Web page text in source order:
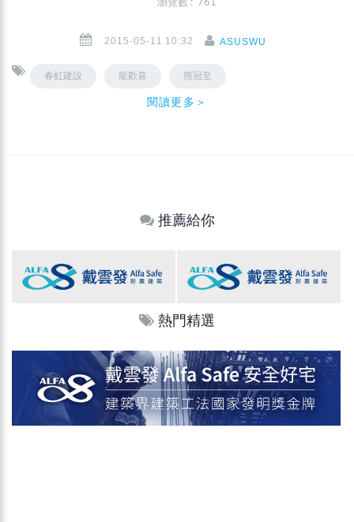
瀏覽數 : 761
2015-05-11 10:32 ASUSWU
春虹建設 龍歡喜 熊冠至
閱讀更多＞
推薦給你
熱門精選